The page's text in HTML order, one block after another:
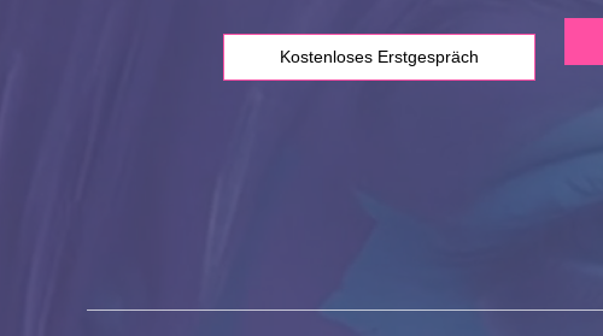
Kostenloses Erstgespräch